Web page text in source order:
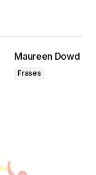
Maureen Dowd
Frases